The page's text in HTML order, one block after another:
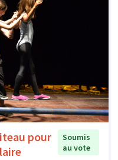
pour
Soumis
au vote